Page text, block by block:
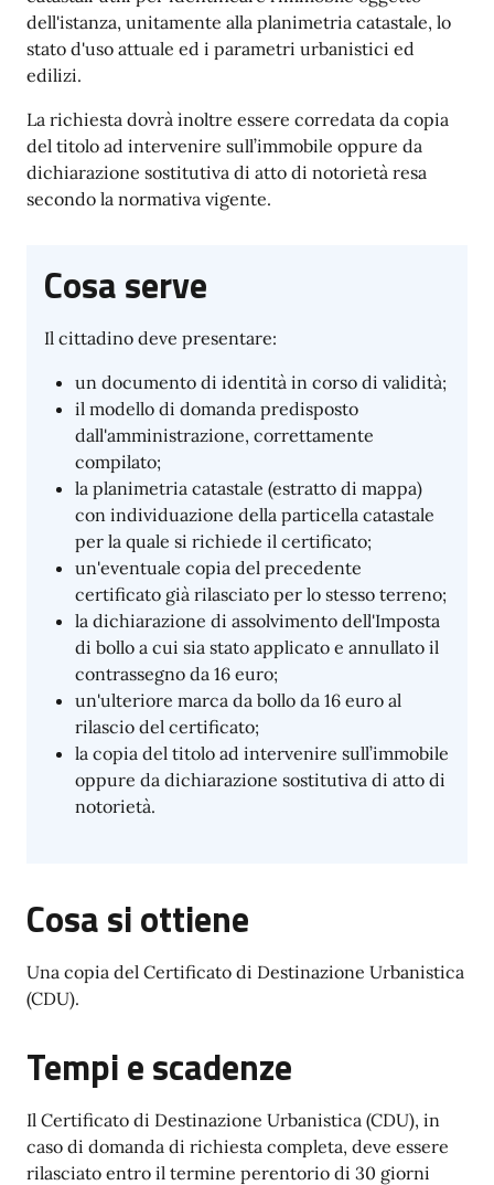
dell'istanza, unitamente alla planimetria catastale, lo
stato d'uso attuale ed i parametri urbanistici ed
edilizi.
La richiesta dovrà inoltre essere corredata da copia
del titolo ad intervenire sull’immobile oppure da
dichiarazione sostitutiva di atto di notorietà resa
secondo la normativa vigente.
Cosa serve
Il cittadino deve presentare:
un documento di identità in corso di validità;
il modello di domanda predisposto
dall'amministrazione, correttamente
compilato;
la planimetria catastale (estratto di mappa)
con individuazione della particella catastale
per la quale si richiede il certificato;
un'eventuale copia del precedente
certificato già rilasciato per lo stesso terreno;
la dichiarazione di assolvimento dell'Imposta
di bollo a cui sia stato applicato e annullato il
contrassegno da 16 euro;
un'ulteriore marca da bollo da 16 euro al
rilascio del certificato;
la copia del titolo ad intervenire sull’immobile
oppure da dichiarazione sostitutiva di atto di
notorietà.
Cosa si ottiene
Una copia del Certificato di Destinazione Urbanistica
(CDU).
Tempi e scadenze
Il Certificato di Destinazione Urbanistica (CDU), in
caso di domanda di richiesta completa, deve essere
rilasciato entro il termine perentorio di 30 giorni